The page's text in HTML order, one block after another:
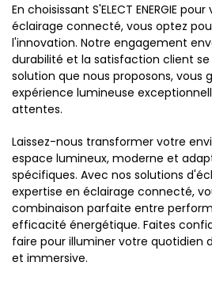
En choisissant S'ELECT ENERGIE
éclairage connecté, vous optez
l'innovation. Notre engagement
durabilité et la satisfaction client
solution que nous proposons, vous
expérience lumineuse
attentes.
Laissez-nous transformer votre
espace lumineux, moderne et
spécifiques. Avec nos solutions
expertise en éclairage connecté,
combinaison parfaite entre
efficacité énergétique. Faites
faire pour illuminer votre quotidien
et immersive.